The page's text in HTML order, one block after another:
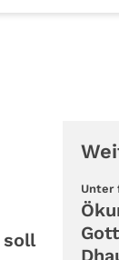
soll
Unter